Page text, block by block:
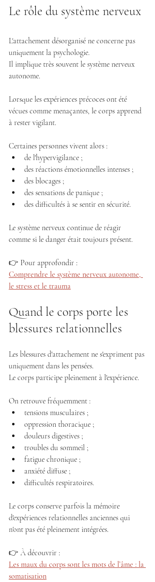
Le rôle du système nerveux
L'attachement désorganisé ne concerne pas
uniquement la psychologie.
Il implique très souvent le système nerveux
autonome.
Lorsque les expériences précoces ont été
vécues comme menaçantes, le corps apprend
à rester vigilant.
Certaines personnes vivent alors :
de l'hypervigilance ;
des réactions émotionnelles intenses ;
des blocages ;
des sensations de panique ;
des difficultés à se sentir en sécurité.
Le système nerveux continue de réagir
comme si le danger était toujours présent.
👉 Pour approfondir :
Comprendre le système nerveux autonome,
le stress et le trauma
Quand le corps porte les
blessures relationnelles
Les blessures d'attachement ne s'expriment pas
uniquement dans les pensées.
Le corps participe pleinement à l'expérience.
On retrouve fréquemment :
tensions musculaires ;
oppression thoracique ;
douleurs digestives ;
troubles du sommeil ;
fatigue chronique ;
anxiété diffuse ;
difficultés respiratoires.
Le corps conserve parfois la mémoire
d'expériences relationnelles anciennes qui
n'ont pas été pleinement intégrées.
👉 À découvrir :
Les maux du corps sont les mots de l’âme : la
somatisation